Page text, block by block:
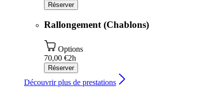
Réserver
Rallongement (Chablons)
Options
70,00 €2h
Réserver
Découvrir plus de prestations